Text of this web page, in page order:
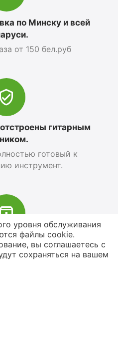
по Минску и всей
от 150 бел.руб
гитарным
готовый к
инструмент.
наименований
сценического
уровня обслуживания
файлы cookie.
вы соглашаетесь с
сохраняться на вашем